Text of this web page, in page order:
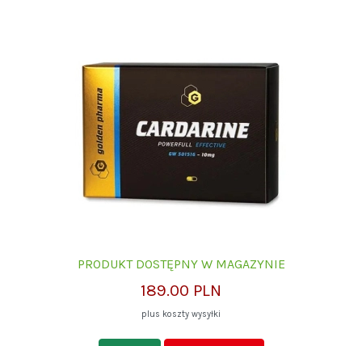
PRODUKT DOSTĘPNY W MAGAZYNIE
189.00 PLN
plus koszty wysyłki